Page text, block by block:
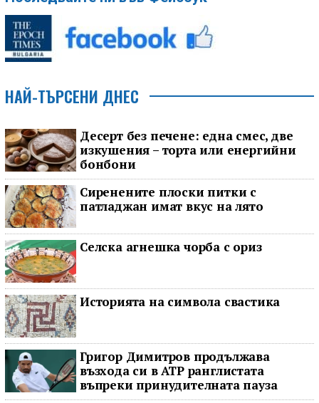
НАЙ-ТЪРСЕНИ ДНЕС
Десерт без печене: една смес, две
изкушения – торта или енергийни
бонбони
Сиренените плоски питки с
патладжан имат вкус на лято
Селска агнешка чорба с ориз
Историята на символа свастика
Григор Димитров продължава
възхода си в ATP ранглистата
въпреки принудителната пауза